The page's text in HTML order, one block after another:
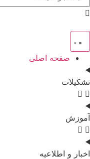
صفحه اصلی
تشکیلات
آموزش
اخبار و اطلاعیه